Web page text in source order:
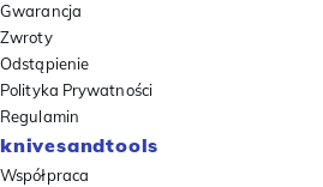
Gwarancja
Zwroty
Odstąpienie
Polityka Prywatności
Regulamin
knivesandtools
Współpraca